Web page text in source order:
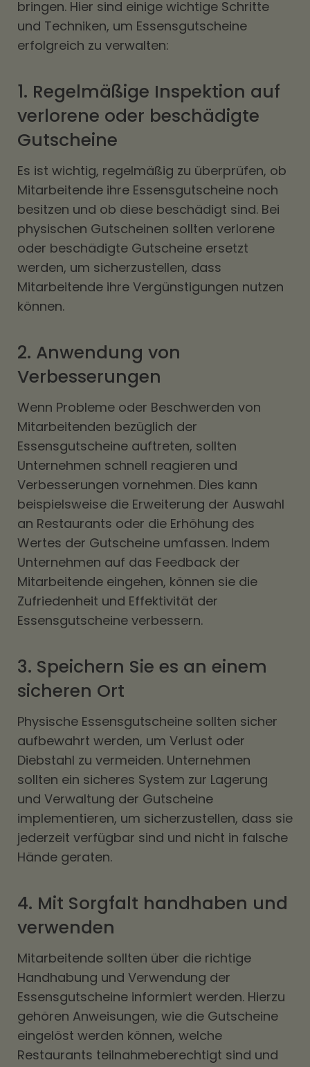
bringen. Hier sind einige wichtige Schritte
und Techniken, um Essensgutscheine
erfolgreich zu verwalten:
1. Regelmäßige Inspektion auf
verlorene oder beschädigte
Gutscheine
Es ist wichtig, regelmäßig zu überprüfen, ob
Mitarbeitende ihre Essensgutscheine noch
besitzen und ob diese beschädigt sind. Bei
physischen Gutscheinen sollten verlorene
oder beschädigte Gutscheine ersetzt
werden, um sicherzustellen, dass
Mitarbeitende ihre Vergünstigungen nutzen
können.
2. Anwendung von
Verbesserungen
Wenn Probleme oder Beschwerden von
Mitarbeitenden bezüglich der
Essensgutscheine auftreten, sollten
Unternehmen schnell reagieren und
Verbesserungen vornehmen. Dies kann
beispielsweise die Erweiterung der Auswahl
an Restaurants oder die Erhöhung des
Wertes der Gutscheine umfassen. Indem
Unternehmen auf das Feedback der
Mitarbeitende eingehen, können sie die
Zufriedenheit und Effektivität der
Essensgutscheine verbessern.
3. Speichern Sie es an einem
sicheren Ort
Physische Essensgutscheine sollten sicher
aufbewahrt werden, um Verlust oder
Diebstahl zu vermeiden. Unternehmen
sollten ein sicheres System zur Lagerung
und Verwaltung der Gutscheine
implementieren, um sicherzustellen, dass sie
jederzeit verfügbar sind und nicht in falsche
Hände geraten.
4. Mit Sorgfalt handhaben und
verwenden
Mitarbeitende sollten über die richtige
Handhabung und Verwendung der
Essensgutscheine informiert werden. Hierzu
gehören Anweisungen, wie die Gutscheine
eingelöst werden können, welche
Restaurants teilnahmeberechtigt sind und